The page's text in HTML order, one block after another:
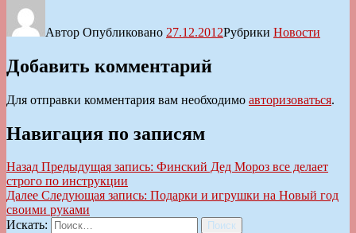
Автор Опубликовано 27.12.2012Рубрики Новости
Добавить комментарий
Для отправки комментария вам необходимо авторизоваться.
Навигация по записям
Назад Предыдущая запись: Финский Дед Мороз все делает
строго по инструкции
Далее Следующая запись: Подарки и игрушки на Новый год
своими руками
Искать:
Поиск